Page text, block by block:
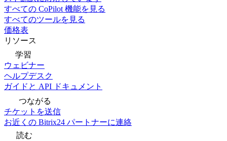
すべての CoPilot 機能を見る
すべてのツールを見る
価格表
リソース
学習
ウェビナー
ヘルプデスク
ガイドと API ドキュメント
つながる
チケットを送信
お近くの Bitrix24 パートナーに連絡
読む